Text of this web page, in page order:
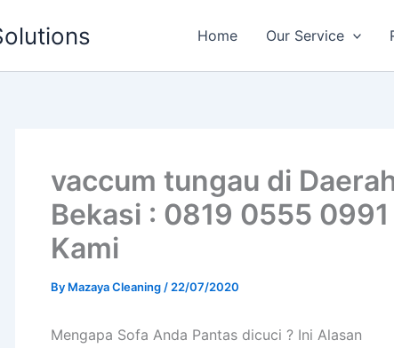
Home Our Service
vaccum tungau di
Bekasi : 0819 0555
Kami
By Mazaya Cleaning / 22/07/2020
Mеngара Sofa Andа Pantas dicuci ? Ini Alasan